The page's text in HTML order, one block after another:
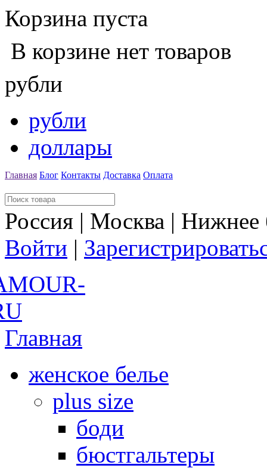
Корзина пуста
В корзине нет товаров
рубли
рубли
доллары
Главная Блог Контакты Доставка Оплата
Россия | Москва |
Войти |
Главная
женское белье
plus size
боди
бюстгальтеры